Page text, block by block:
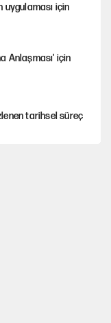
uygulaması için
Anlaşması' için
tarihsel süreç